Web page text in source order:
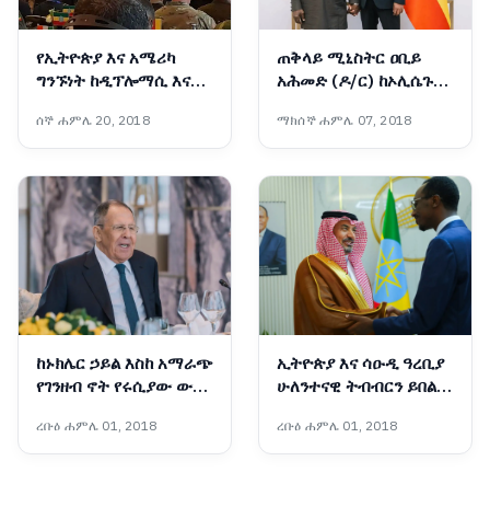
የኢትዮጵያ እና አሜሪካ
ግንኙነት ከዲፕሎማሲ እና
ስትራቴጂያዊ አጋርነት
እየተሸጋገረ ነው - አምባሳደር
ኤርቪን ማሲንጋ
ሰኞ ሐምሌ 20, 2018
ጠቅላይ ሚኒስትር ዐቢይ
አሕመድ (ዶ/ር) ከኦሊሴጉን
ማክሰኞ ሐምሌ 07, 2018
ከኑክሌር ኃይል እስከ አማራጭ
የገንዘብ ኖት የሩሲያው ውጭ
ለምን ተገኙ?
ረቡዕ ሐምሌ 01, 2018
ኢትዮጵያ እና ሳዑዲ ዓረቢያ
ሁለንተናዊ ትብብርን ይበልጥ
ላይ መከሩ
ረቡዕ ሐምሌ 01, 2018